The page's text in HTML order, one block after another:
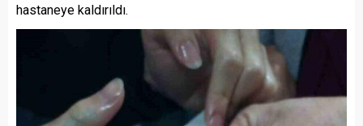
hastaneye kaldırıldı.